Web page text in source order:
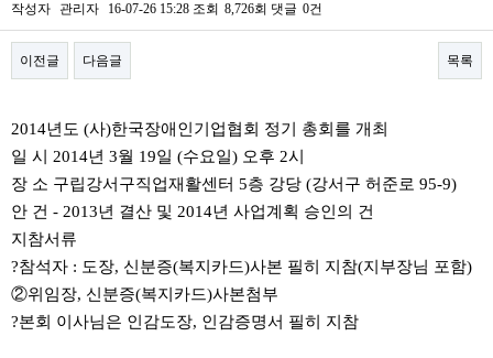
작성자 관리자 16-07-26 15:28 조회 8,726회 댓글 0건
이전글 다음글 목록
2014년도 (사)한국장애인기업협회 정기 총회를 개최
일 시 2014년 3월 19일 (수요일) 오후 2시
장 소 구립강서구직업재활센터 5층 강당 (강서구 허준로 95-9)
안 건 - 2013년 결산 및 2014년 사업계획 승인의 건
지참서류
?참석자 : 도장, 신분증(복지카드)사본 필히 지참(지부장님 포함)
②위임장, 신분증(복지카드)사본첨부
?본회 이사님은 인감도장, 인감증명서 필히 지참